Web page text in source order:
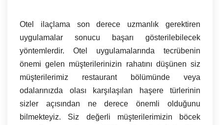
Otel ilaçlama son derece uzmanlık gerektiren
uygulamalar sonucu başarı gösterilebilecek
yöntemlerdir. Otel uygulamalarında tecrübenin
önemi gelen müşterilerinizin rahatını düşünen siz
müşterilerimiz restaurant bölümünde veya
odalarınızda olası karşılaşılan haşere türlerinin
sizler açısından ne derece önemli olduğunu
bilmekteyiz. Siz değerli müşterilerimizin böcek